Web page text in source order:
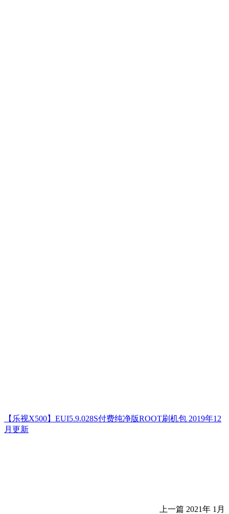
【乐视X500】EUI5.9.028S付费纯净版ROOT刷机包 2019年12
月更新
上一篇 2021年 1月